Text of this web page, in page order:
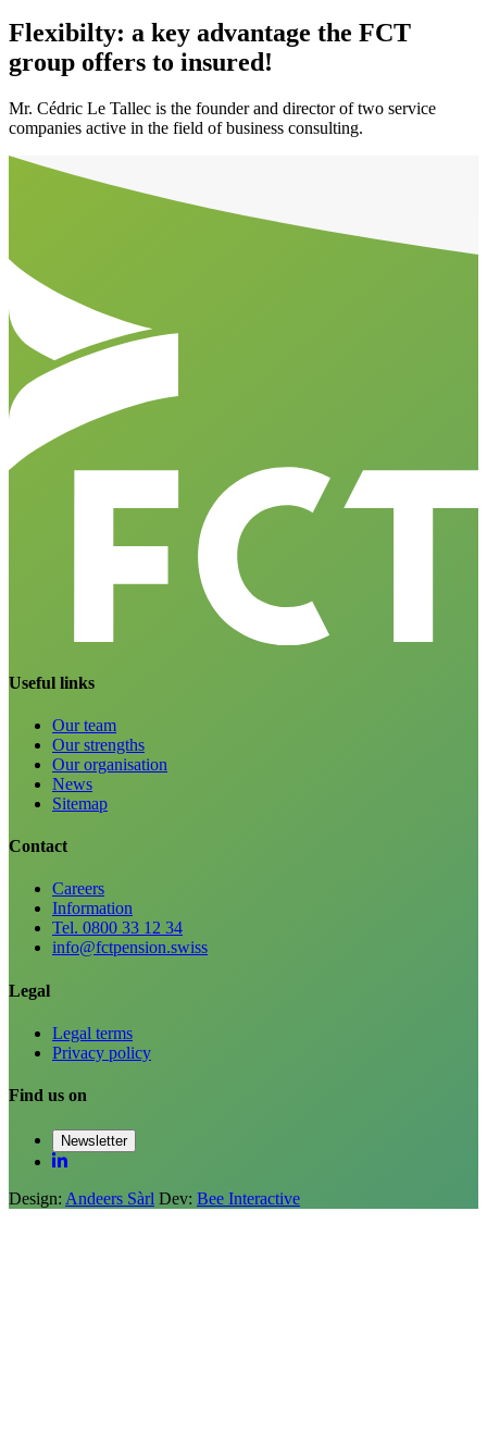
Flexibilty: a key advantage the FCT
group offers to insured!
Mr. Cédric Le Tallec is the founder and director of two service
companies active in the field of business consulting.
Aller en haut de la page
Bas de page
Useful links
Our team
Our strengths
Our organisation
News
Sitemap
Contact
Careers
Information
Tel. 0800 33 12 34
info@fctpension.swiss
Legal
Legal terms
Privacy policy
Find us on
Newsletter
Design: Andeers Sàrl Dev: Bee Interactive